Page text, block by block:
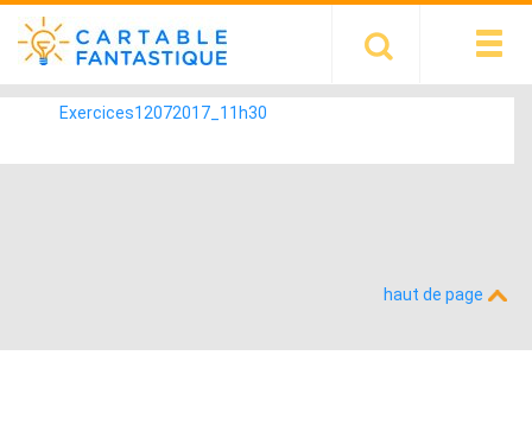
Exercices12072017_11h30
haut de page